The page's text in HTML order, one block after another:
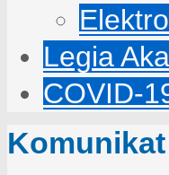
Legia
COVID-
Komunikat